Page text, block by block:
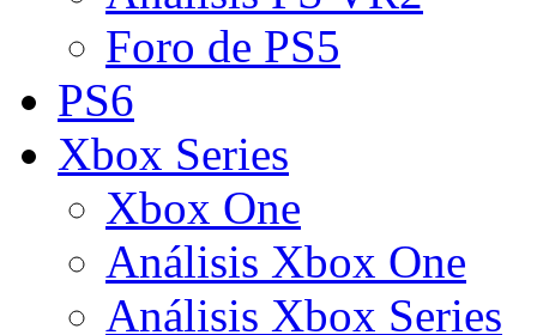
Foro de PS5
PS6
Xbox Series
Xbox One
Análisis Xbox One
Análisis Xbox Series